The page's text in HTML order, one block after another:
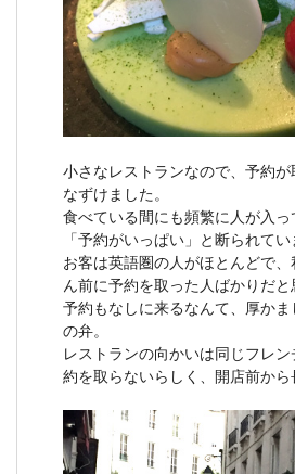
小さなレストランなので、予約が
なずけました。
食べている間にも頻繁に人が入っ
「予約がいっぱい」と断られてい
お客は英語圏の人がほとんどで
ん前に予約を取った人ばかりだと
予約もなしに来るなんて、厚か
の弁。
レストランの向かいは同じフレ
約を取らないらしく、開店前から